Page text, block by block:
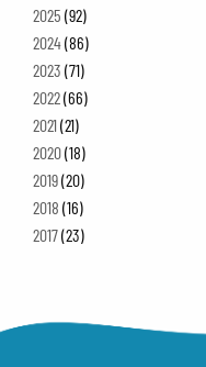
2025 (92)
2024(86)
2023 (71)
2022(66)
2021(21)
2020(18)
2019(20)
2018 (16)
2017(23)